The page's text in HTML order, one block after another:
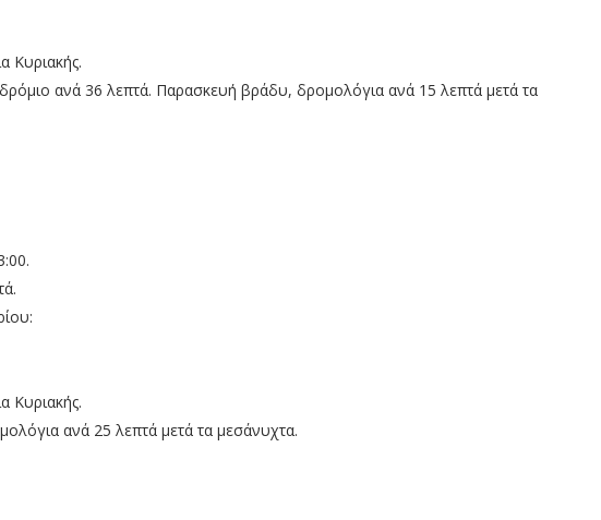
Κυριακής.
ανά 36 λεπτά. Παρασκευή βράδυ, δρομολόγια ανά 15 λεπτά μετά τα
Κυριακής.
ανά 25 λεπτά μετά τα μεσάνυχτα.